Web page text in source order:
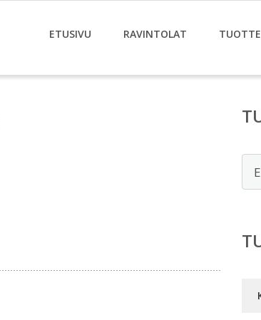
ETUSIVU RAVINTOLAT